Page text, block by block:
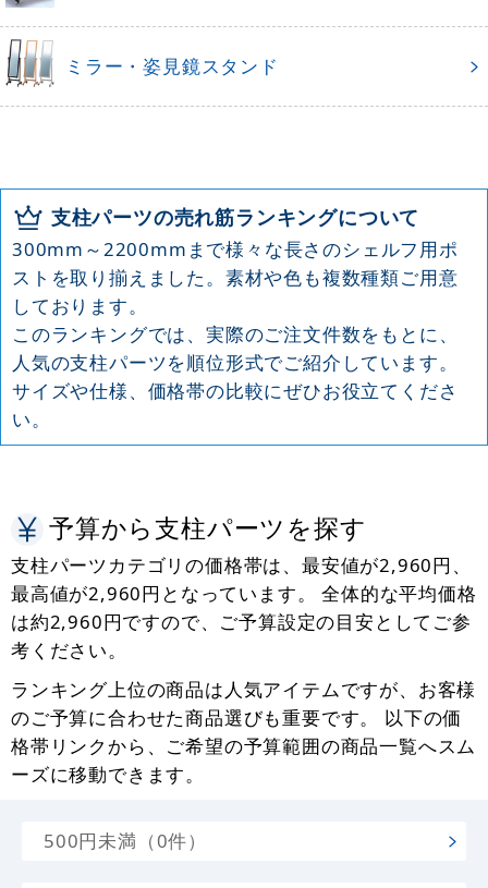
ミラー・姿見鏡スタンド
支柱パーツの売れ筋ランキングについて
300mm～2200mmまで様々な長さのシェルフ用ポ
ストを取り揃えました。素材や色も複数種類ご用意
しております。
このランキングでは、実際のご注文件数をもとに、
人気の支柱パーツを順位形式でご紹介しています。
サイズや仕様、価格帯の比較にぜひお役立てくださ
い。
予算から支柱パーツを探す
支柱パーツカテゴリの価格帯は、最安値が2,960円、
最高値が2,960円となっています。 全体的な平均価格
は約2,960円ですので、ご予算設定の目安としてご参
考ください。
ランキング上位の商品は人気アイテムですが、お客様
のご予算に合わせた商品選びも重要です。 以下の価
格帯リンクから、ご希望の予算範囲の商品一覧へスム
ーズに移動できます。
500円未満（0件）